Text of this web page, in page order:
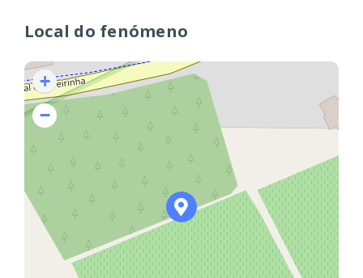
Local do fenómeno
+
−